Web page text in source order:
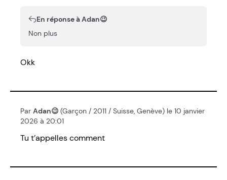
En réponse à Adan😉
Non plus
Okk
Par Adan😉 (Garçon / 2011 / Suisse, Genève) le 10 janvier
2026 à 20:01
Tu t’appelles comment